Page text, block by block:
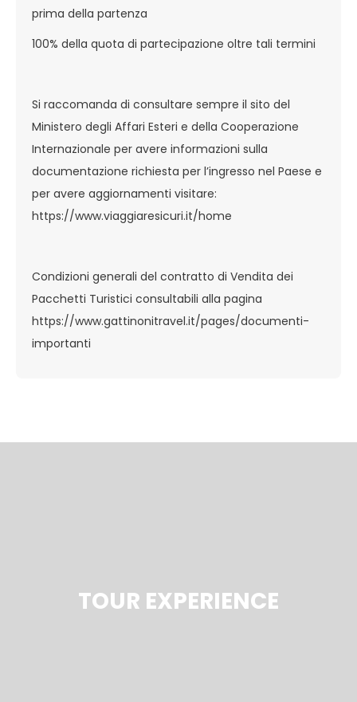
prima della partenza
100% della quota di partecipazione oltre tali termini
Si raccomanda di consultare sempre il sito del
Ministero degli Affari Esteri e della Cooperazione
Internazionale per avere informazioni sulla
documentazione richiesta per l’ingresso nel Paese e
per avere aggiornamenti visitare:
https://www.viaggiaresicuri.it/home
Condizioni generali del contratto di Vendita dei
Pacchetti Turistici consultabili alla pagina
https://www.gattinonitravel.it/pages/documenti-
importanti
TOUR EXPERIENCE